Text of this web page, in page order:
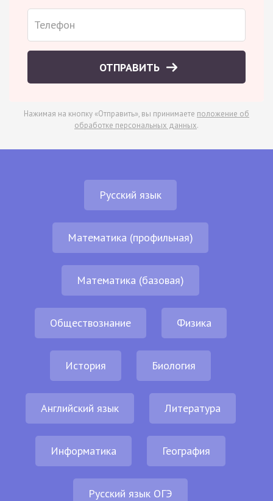
ОТПРАВИТЬ
Нажимая на кнопку «Отправить», вы принимаете положение об
обработке персональных данных.
Русский язык
Математика (профильная)
Математика (базовая)
Обществознание Физика
История Биология
Английский язык Литература
Информатика География
Русский язык ОГЭ